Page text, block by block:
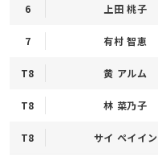
6 上田 桃子
7 有村 智恵
T8 黄 アルム
T8 林 菜乃子
T8 サイ ペイイン